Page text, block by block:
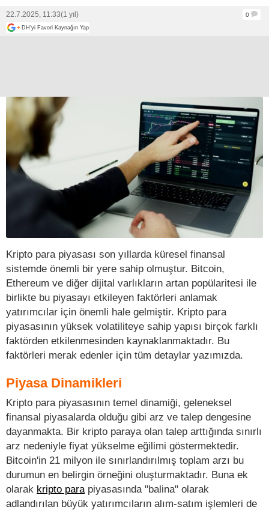
22.7.2025, 11:33(1 yıl)
0
+ DH'yi Favori Kaynağın Yap
Kripto para piyasası son yıllarda küresel finansal
sistemde önemli bir yere sahip olmuştur. Bitcoin,
Ethereum ve diğer dijital varlıkların artan popülaritesi ile
birlikte bu piyasayı etkileyen faktörleri anlamak
yatırımcılar için önemli hale gelmiştir. Kripto para
piyasasının yüksek volatiliteye sahip yapısı birçok farklı
faktörden etkilenmesinden kaynaklanmaktadır. Bu
faktörleri merak edenler için tüm detaylar yazımızda.
Piyasa Dinamikleri
Kripto para piyasasının temel dinamiği, geleneksel
finansal piyasalarda olduğu gibi arz ve talep dengesine
dayanmakta. Bir kripto paraya olan talep arttığında sınırlı
arz nedeniyle fiyat yükselme eğilimi göstermektedir.
Bitcoin'in 21 milyon ile sınırlandırılmış toplam arzı bu
durumun en belirgin örneğini oluşturmaktadır. Buna ek
olarak kripto para piyasasında "balina" olarak
adlandırılan büyük yatırımcıların alım-satım işlemleri de